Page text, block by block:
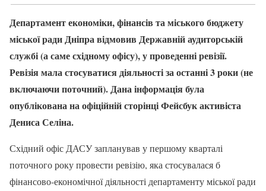
Департамент економіки, фінансів та міського бюджету
міської ради Дніпра відмовив Державній аудиторській
службі (а саме східному офісу), у проведенні ревізії.
Ревізія мала стосуватися діяльності за останні 3 роки (не
включаючи поточний). Дана інформація була
опублікована на офіційній сторінці Фейсбук активіста
Дениса Селіна.
Східний офіс ДАСУ запланував у першому кварталі
поточного року провести ревізію, яка стосувалася б
фінансово-економічної діяльності департаменту міської ради